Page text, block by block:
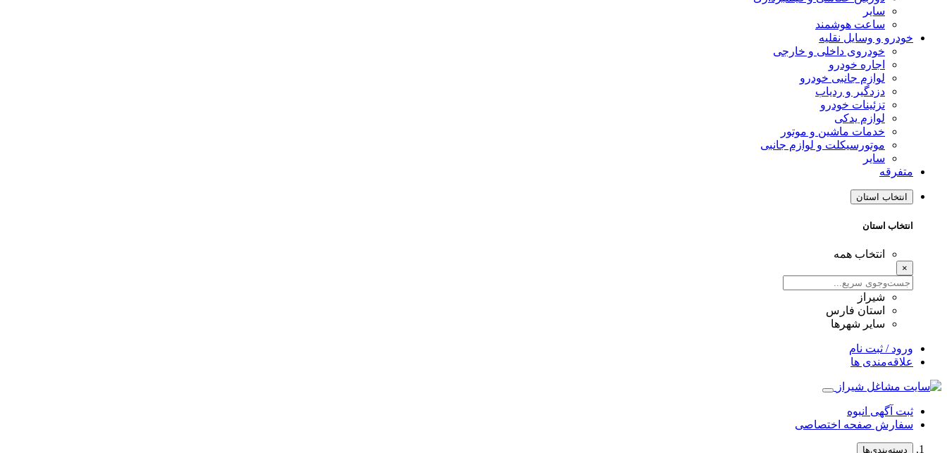
سایر
ساعت هوشمند
خودرو و وسایل نقلیه
خودروی داخلی و خارجی
اجاره خودرو
لوازم جانبی خودرو
دزدگیر و ردیاب
تزئینات خودرو
لوازم یدکی
خدمات ماشین و موتور
موتورسیکلت و لوازم جانبی
سایر
متفرقه
انتخاب استان
انتخاب استان
انتخاب همه
×
شیراز
استان فارس
سایر شهرها
ورود / ثبت نام
علاقه‌مندی ها
ثبت آگهی انبوه
سفارش صفحه اختصاصی
دسته‌بندی‌ها